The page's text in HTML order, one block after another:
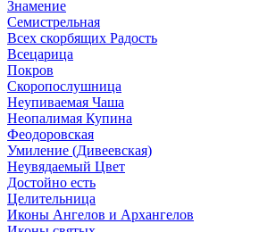
Знамение
Семистрельная
Всех скорбящих Радость
Всецарица
Покров
Скоропослушница
Неупиваемая Чаша
Неопалимая Купина
Феодоровская
Умиление (Дивеевская)
Неувядаемый Цвет
Достойно есть
Целительница
Иконы Ангелов и Архангелов